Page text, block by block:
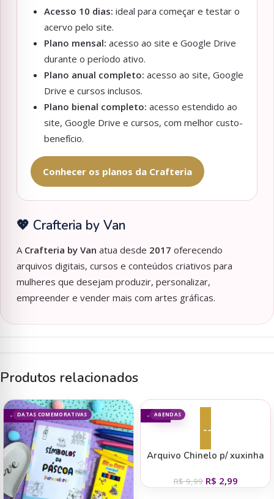
Acesso 10 dias: ideal para começar e testar o
acervo pelo site.
Plano mensal: acesso ao site e Google Drive
durante o período ativo.
Plano anual completo: acesso ao site, Google
Drive e cursos inclusos.
Plano bienal completo: acesso estendido ao
site, Google Drive e cursos, com melhor custo-
benefício.
Conhecer os planos da Crafteria
💖 Crafteria by Van
A Crafteria by Van atua desde 2017 oferecendo
arquivos digitais, cursos e conteúdos criativos para
mulheres que desejam produzir, personalizar,
empreender e vender mais com artes gráficas.
Produtos relacionados
DATAS COMEMORATIVAS
- 91% AGENDAS
- 70%
Adicionar ao carrinho
Arquivo Chinelo p/ xuxinha
da Jana
R$9,99 R$ 2,99